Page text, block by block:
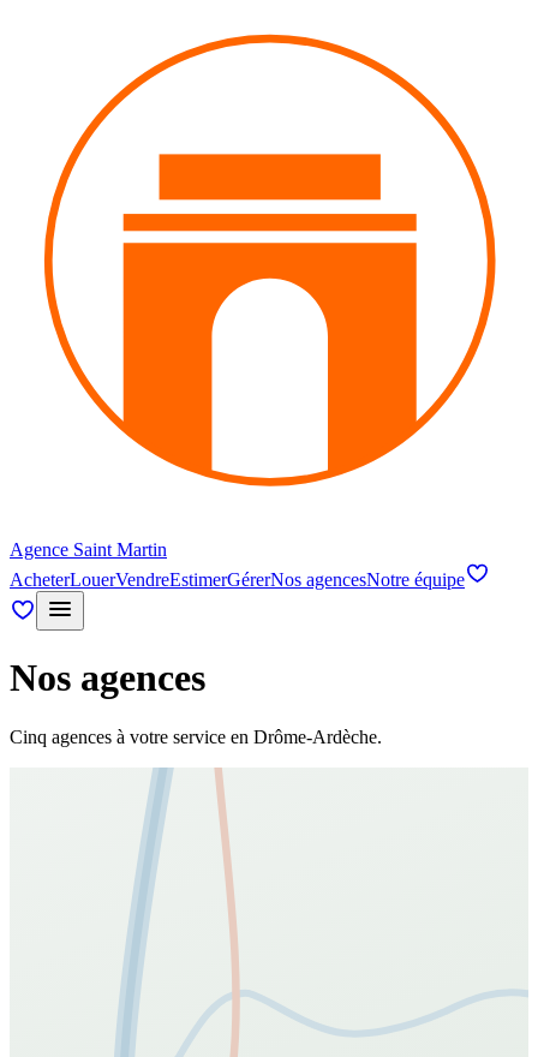
Agence Saint Martin
AcheterLouerVendreEstimerGérerNos agencesNotre équipe
Nos agences
Cinq agences à votre service en Drôme-Ardèche.